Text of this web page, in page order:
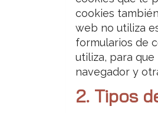
cookies
web no utiliza
formularios de
utiliza, para
navegador y
2. Tipos